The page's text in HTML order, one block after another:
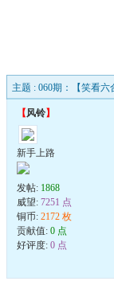
主题 : 060期：【笑看六
【风铃】
新手上路
发帖: 1868
威望: 7251 点
铜币: 2172 枚
贡献值: 0 点
好评度: 0 点